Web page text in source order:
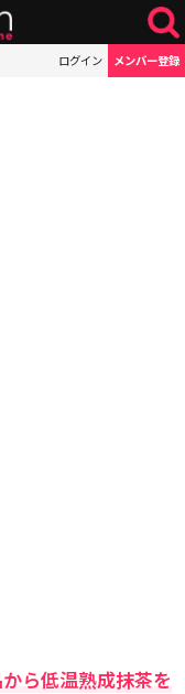
ログイン メンバー登録
ら低温熟成抹茶を